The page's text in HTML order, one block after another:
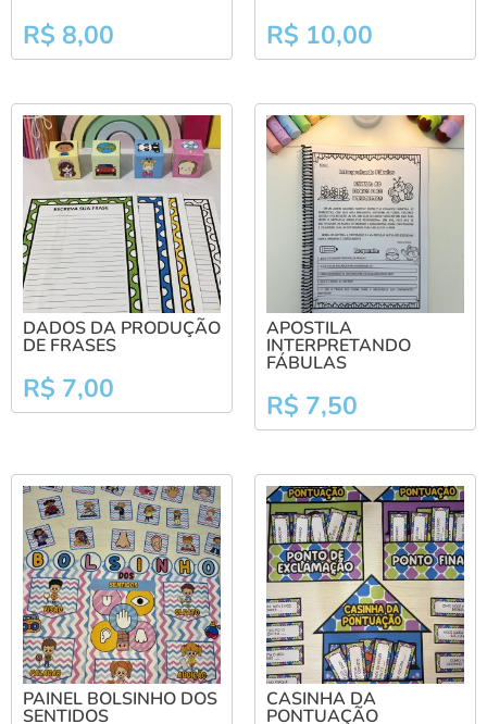
R$ 8,00 R$ 10,00
DADOS DA PRODUÇÃO
DE FRASES
R$ 7,00
APOSTILA
INTERPRETANDO
FÁBULAS
R$ 7,50
PAINEL BOLSINHO DOS
SENTIDOS
CASINHA DA
PONTUAÇÃO